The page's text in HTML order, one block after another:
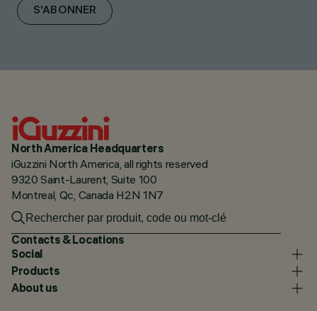
S'ABONNER
North America Headquarters
iGuzzini North America, all rights reserved
9320 Saint-Laurent, Suite 100
Montreal, Qc, Canada H2N 1N7
Contacts & Locations
Social
Products
About us